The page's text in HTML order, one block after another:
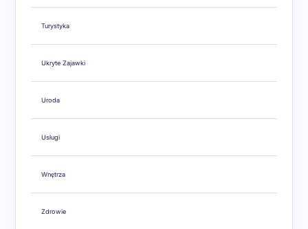
Turystyka
Ukryte Zajawki
Uroda
Usługi
Wnętrza
Zdrowie